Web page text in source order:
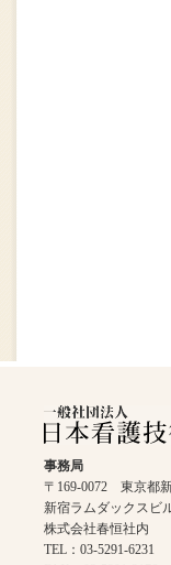
事務局
〒169-0072 東京都
新宿ラムダックスビ
株式会社春恒社内
TEL：03-5291-6231